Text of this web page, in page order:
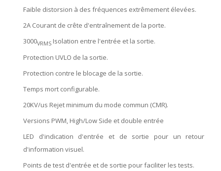
Faible distorsion à des fréquences extrêmement élevées.
2A Courant de crête d'entraînement de la porte.
3000VRMSIsolation entre l'entrée et la sortie.
Protection UVLO de la sortie.
Protection contre le blocage de la sortie.
Temps mort configurable.
20KV/us Rejet minimum du mode commun (CMR).
Versions PWM, High/Low Side et double entrée
LED d'indication d'entrée et de sortie pour un retour
d'information visuel.
Points de test d'entrée et de sortie pour faciliter les tests.